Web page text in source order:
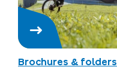
Brochures & folders